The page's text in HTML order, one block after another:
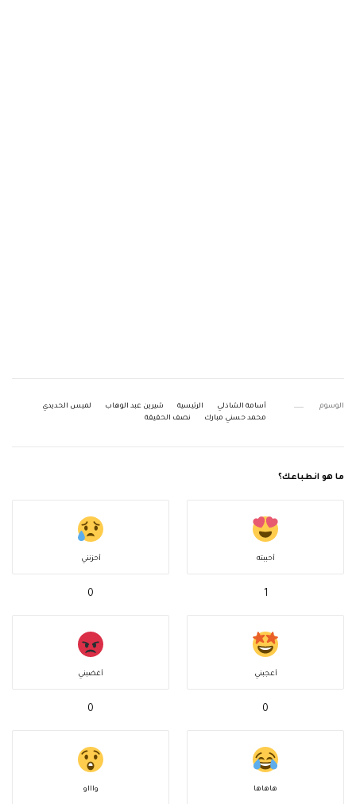
الوسوم أسامة الشاذلي الرئيسية شيرين عبد الوهاب
لميس الحديدي
محمد حسني مبارك
نصف الحقيقة
ما هو انطباعك؟
أحببته
1
أحزنني
0
أعجبني
0
أغضبني
0
هاهاها واااو